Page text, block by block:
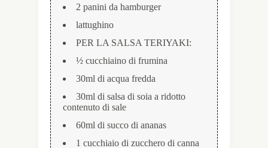
2 panini da hamburger
lattughino
PER LA SALSA TERIYAKI:
½ cucchiaino di frumina
30ml di acqua fredda
30ml di salsa di soia a ridotto
contenuto di sale
60ml di succo di ananas
1 cucchiaio di zucchero di canna